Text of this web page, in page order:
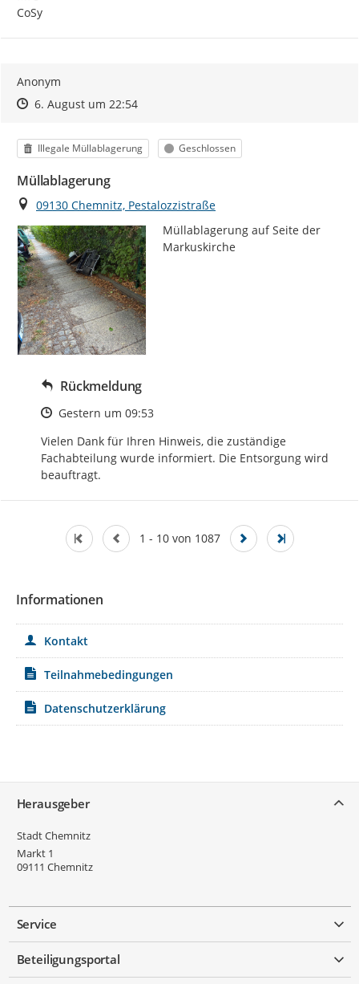
CoSy
Anonym
Zeitpunkt des Erstellens
Zeitpunkt des Erstellens
6. August um 22:54Zur Äußerung
Kategorie
Illegale Müllablagerung Status
Geschlossen
Müllablagerung
Ort
09130 Chemnitz, Pestalozzistraße
Müllablagerung auf Seite der
Markuskirche
Rückmeldung
Zeitpunkt des Erstellens
Gestern um 09:53
Vielen Dank für Ihren Hinweis, die zuständige
Fachabteilung wurde informiert. Die Entsorgung wird
beauftragt.
1 - 10 von 1087
Informationen
Kontakt
Teilnahmebedingungen
Datenschutzerklärung
Herausgeber
Stadt Chemnitz
Markt 1
09111 Chemnitz
Service
Beteiligungsportal